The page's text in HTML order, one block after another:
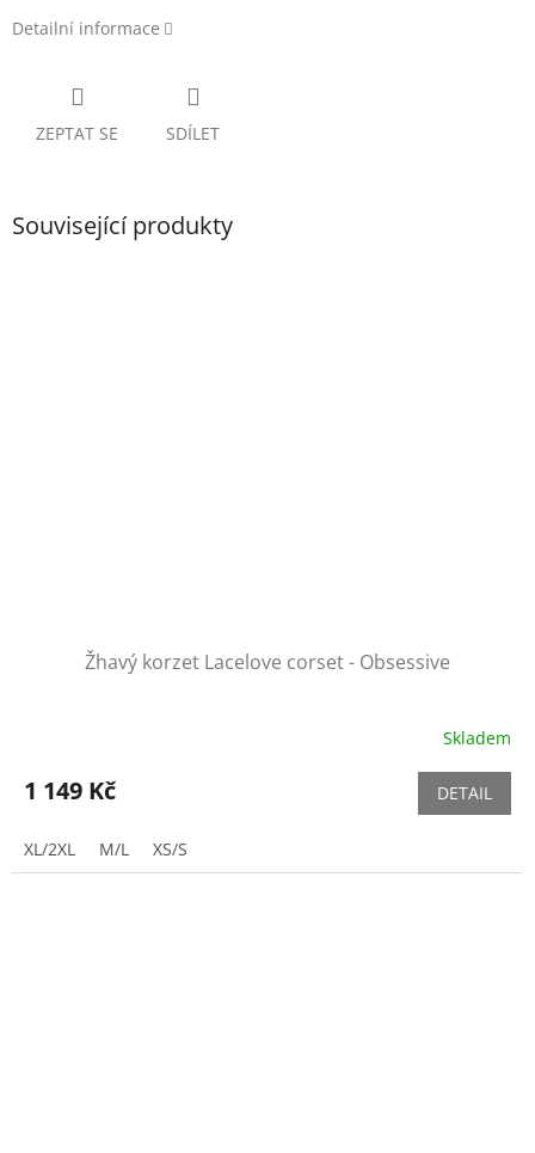
Detailní informace
ZEPTAT SE SDÍLET
Související produkty
Žhavý korzet Lacelove corset - Obsessive
Skladem
1 149 Kč DETAIL
XL/2XL M/L XS/S